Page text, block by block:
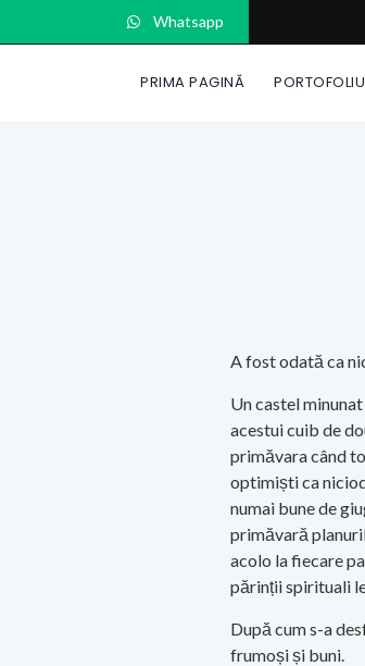
Whatsapp
PRIMA PAGINĂ PORTOFOLIU
A fost odată ca
Un castel
acestui cuib de
primăvara când
optimiști ca
numai bune de
primăvară
acolo la fiecare
părinții spirituali
După cum s-a
frumoși și buni.